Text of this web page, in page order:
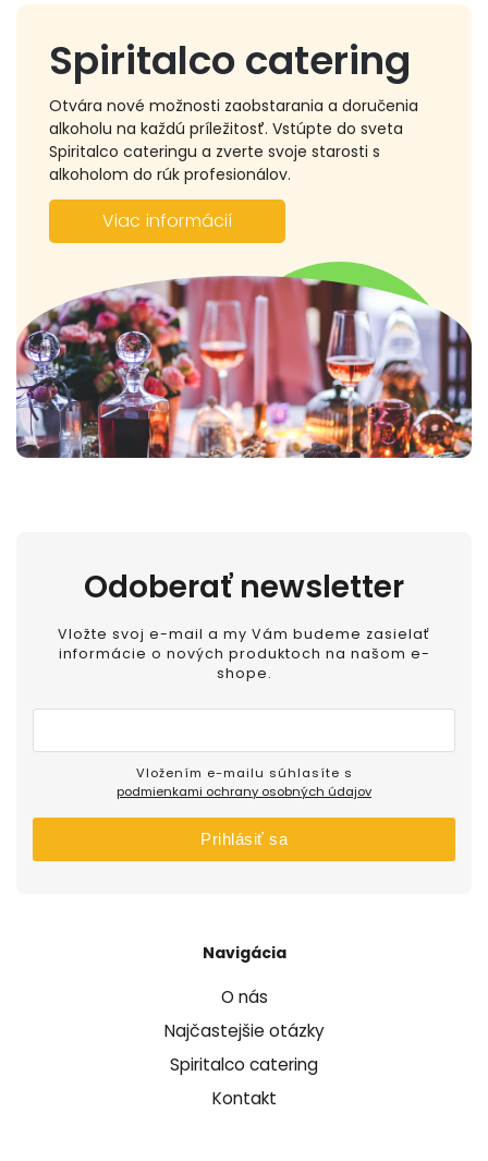
Spiritalco catering
Otvára nové možnosti zaobstarania a doručenia
alkoholu na každú príležitosť. Vstúpte do sveta
Spiritalco cateringu a zverte svoje starosti s
alkoholom do rúk profesionálov.
Viac informácií
Navigácia
O nás
Najčastejšie otázky
Spiritalco catering
Kontakt
Odoberať newsletter
Vložte svoj e-mail a my Vám budeme zasielať
informácie o nových produktoch na našom e-
shope.
podmienkami ochrany osobných údajov
Prihlásiť sa